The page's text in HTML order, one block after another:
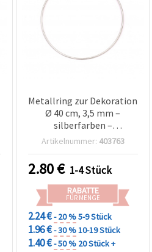
Metallring zur Dekoration
Ø 40 cm, 3,5 mm –
silberfarben –
Rundrahmen für
Kränze & Bastelprojekte
Artikelnummer: 403763
2.80€ 1-4 Stück
RABATTE
FÜR MENGE
2.24 €- 20 %5-9 Stück
1.96 €- 30 %10-19 Stück
1.40 €- 50 % 20 Stück +